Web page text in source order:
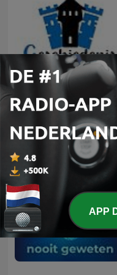
Geschiedenis met
APP